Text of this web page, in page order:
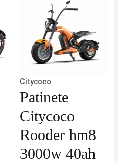
Citycoco
Patinete
Citycoco
Rooder hm8
3000w 40ah